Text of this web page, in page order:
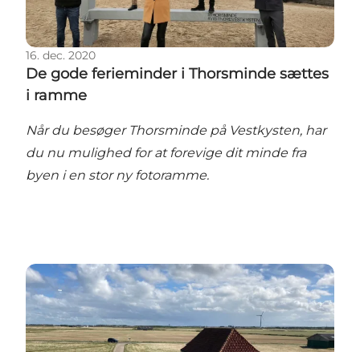
16. dec. 2020
De gode ferieminder i Thorsminde sættes
i ramme
Når du besøger Thorsminde på Vestkysten, har
du nu mulighed for at forevige dit minde fra
byen i en stor ny fotoramme.
Kom med på opdagelsesrejse på Jernkysten